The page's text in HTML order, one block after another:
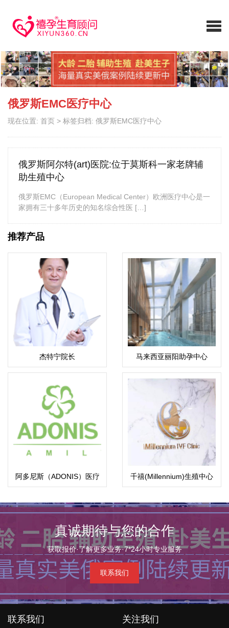
俄罗斯EMC医疗中心
现在位置: 首页 > 标签归档: 俄罗斯EMC医疗中心
俄罗斯阿尔特(art)医院:位于莫斯科一家老牌辅
助生殖中心
俄罗斯EMC（European Medical Center）欧洲医疗中心是一
家拥有三十多年历史的知名综合性医 […]
推荐产品
杰特宁院长
·Pol.Lt.Gen.Jongjate
马来西亚丽阳助孕中心
阿多尼斯（ADONIS）医疗
中心
千禧(Millennium)生殖中心
真诚期待与您的合作
获取报价·了解更多业务·7*24小时专业服务
联系我们
联系我们 关注我们